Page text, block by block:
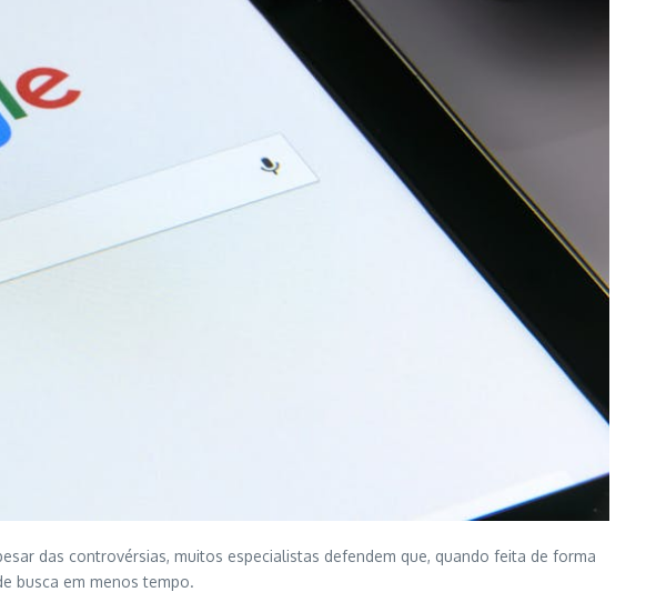
das controvérsias, muitos especialistas defendem que, quando feita de forma
busca em menos tempo.